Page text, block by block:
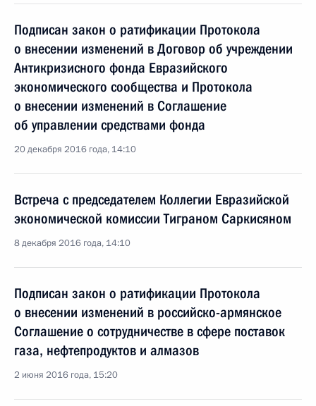
Подписан закон о ратификации Протокола
о внесении изменений в Договор об учреждении
Антикризисного фонда Евразийского
экономического сообщества и Протокола
о внесении изменений в Соглашение
об управлении средствами фонда
20 декабря 2016 года, 14:10
Встреча с председателем Коллегии Евразийской
экономической комиссии Тиграном Саркисяном
8 декабря 2016 года, 14:10
Подписан закон о ратификации Протокола
о внесении изменений в российско-армянское
Соглашение о сотрудничестве в сфере поставок
газа, нефтепродуктов и алмазов
2 июня 2016 года, 15:20